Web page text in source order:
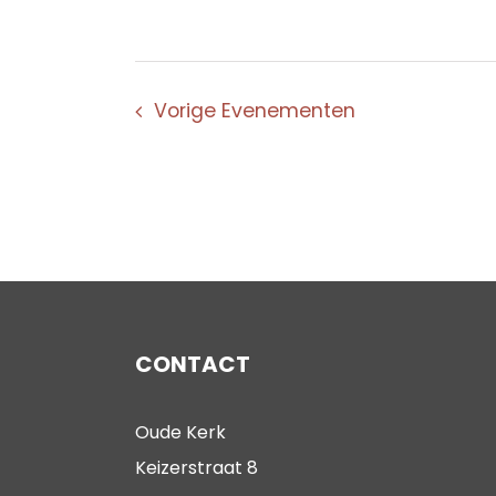
Vorige Evenementen
CONTACT
Oude Kerk
Keizerstraat 8